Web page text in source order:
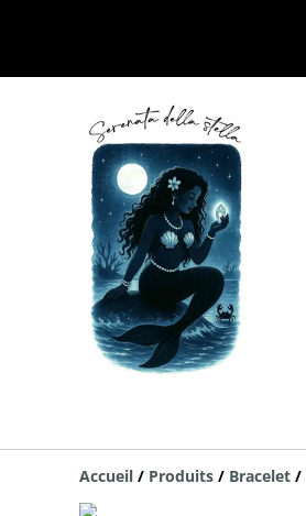
Accueil / Produits / Bracelet /